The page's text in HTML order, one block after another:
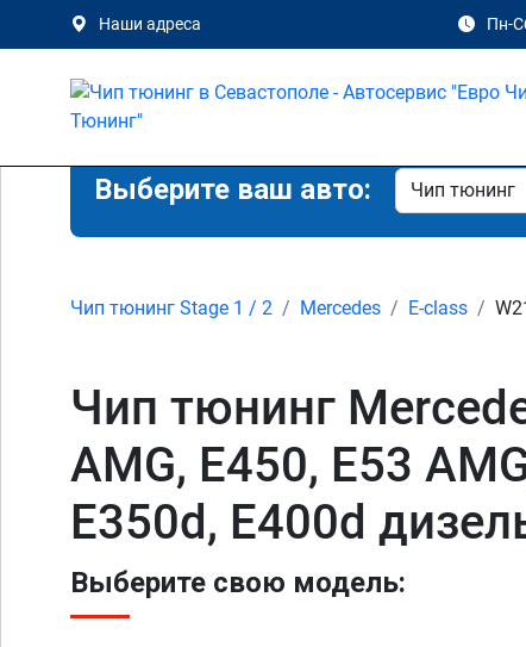
Наши адреса Пн-
Выберите ваш авто:
Чип тюнинг Stage 1 / 2 Mercedes E-class
Чип тюнинг
AMG, E450, E53
E350d, E400d
Выберите свою модель: